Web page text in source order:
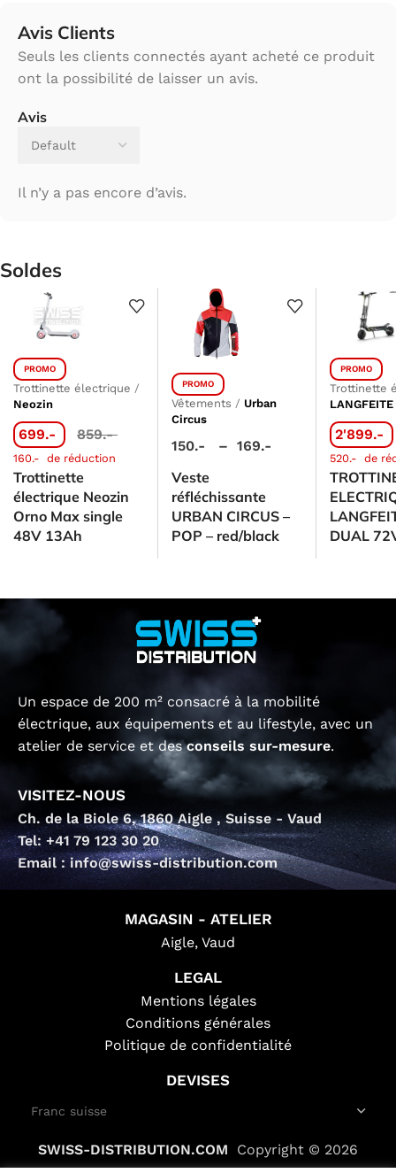
Avis Clients
Avis
Il n’y a pas encore d’avis.
Seuls les clients connectés ayant acheté ce produit
ont la possibilité de laisser un avis.
Soldes
PROMO
Trottinette électrique /
Neozin
699.- 859.-
160.- de réduction
Trottinette
électrique Neozin
Orno Max single
48V 13Ah
PROMO
Vêtements / Urban
Circus
150.- – 169.-
Veste
réfléchissante
URBAN CIRCUS –
POP – red/black
PROMO
Trottinette
LANGFEITE
2'899.-
520.- de
DUAL
Un espace de 200 m² consacré à la mobilité
électrique, aux équipements et au lifestyle, avec un
atelier de service et desconseils sur-mesure.
VISITEZ-NOUS
Ch. de la Biole 6, 1860 Aigle , Suisse - Vaud
Tel: +41 79 123 30 20
Email : info@swiss-distribution.com
MAGASIN - ATELIER
Aigle, Vaud
LEGAL
Mentions légales
Conditions générales
Politique de confidentialité
DEVISES
SWISS-DISTRIBUTION.COM Copyright © 2026